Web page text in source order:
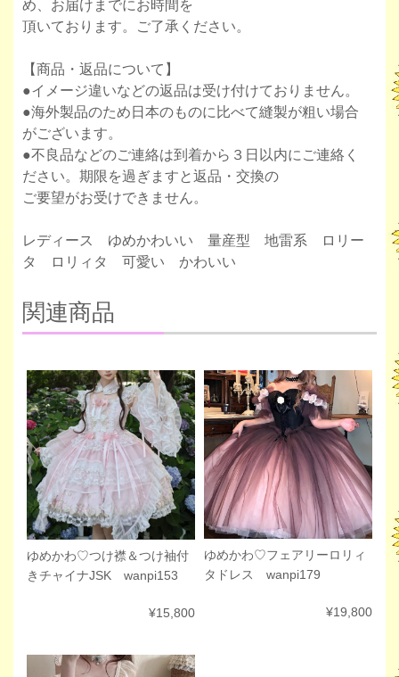
め、お届けまでにお時間を
頂いております。ご了承ください。
【商品・返品について】
●イメージ違いなどの返品は受け付けておりません。
●海外製品のため日本のものに比べて縫製が粗い場合
がございます。
●不良品などのご連絡は到着から３日以内にご連絡く
ださい。期限を過ぎますと返品・交換の
ご要望がお受けできません。
レディース ゆめかわいい 量産型 地雷系 ロリー
タ ロリィタ 可愛い かわいい
関連商品
ゆめかわ♡つけ襟＆つけ袖付
きチャイナJSK wanpi153
¥15,800
ゆめかわ♡フェアリーロリィ
タドレス wanpi179
¥19,800